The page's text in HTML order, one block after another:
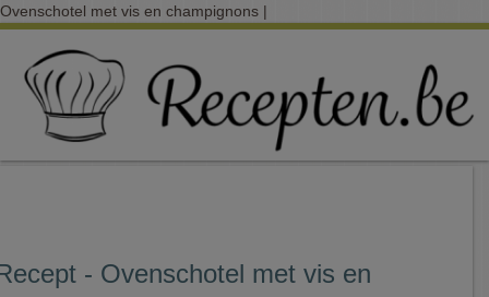
Ovenschotel met vis en champignons |
- Ovenschotel met vis en